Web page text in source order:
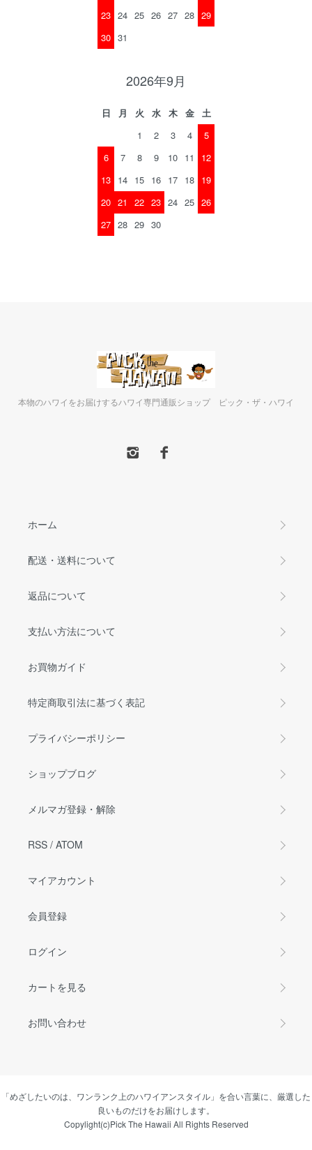
23 24 25 26 27 28 29
30 31
2026年9月
日 月 火 水 木 金
土
1
2 3 4
5
6
7 8 9 10 11
12
13 14 15 16 17 18 19
20 21 22 23 24 25 26
27 28 29 30
本物のハワイをお届けするハワイ専門通販ショップ ピック・ザ・ハワイ
ホーム
配送・送料について
返品について
支払い方法について
お買物ガイド
特定商取引法に基づく表記
プライバシーポリシー
ショップブログ
メルマガ登録・解除
RSS / ATOM
マイアカウント
会員登録
ログイン
カートを見る
お問い合わせ
「めざしたいのは、ワンランク上のハワイアンスタイル」を合い言葉に、厳選した
良いものだけをお届けします。
Copylight(c)Pick The Hawaii All Rights Reserved